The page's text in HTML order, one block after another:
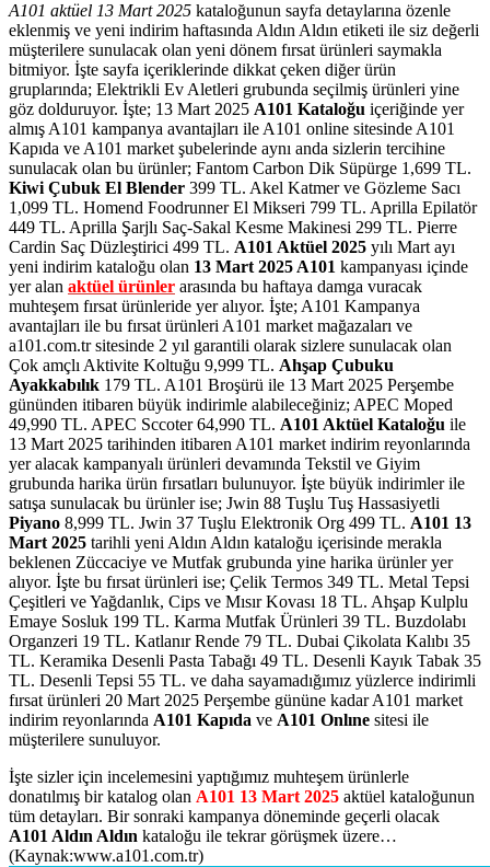
A101 aktüel 13 Mart 2025 kataloğunun sayfa detaylarına özenle
eklenmiş ve yeni indirim haftasındaAldın Aldın etiketi ile siz değerli
müşterilere sunulacak olan yeni dönem fırsat ürünleri saymakla
bitmiyor. İşte sayfa içeriklerinde dikkat çeken diğer ürün
gruplarında; Elektrikli Ev Aletleri grubunda seçilmiş ürünleri yine
göz dolduruyor. İşte; 13 Mart 2025 A101 Kataloğu içeriğinde yer
almış A101 kampanya avantajları ile A101 online sitesinde A101
Kapıda ve A101 market şubelerinde aynı anda sizlerin tercihine
sunulacak olan bu ürünler; Fantom Carbon Dik Süpürge 1,699 TL.
Kiwi Çubuk El Blender 399 TL. Akel Katmer ve Gözleme Sacı
1,099 TL. Homend Foodrunner El Mikseri 799 TL. Aprilla Epilatör
449 TL. Aprilla Şarjlı Saç-Sakal Kesme Makinesi 299 TL. Pierre
Cardin Saç Düzleştirici 499 TL. A101 Aktüel 2025 yılı Mart ayı
yeni indirim kataloğu olan 13 Mart 2025 A101 kampanyası içinde
yer alan aktüel ürünler arasında bu haftaya damga vuracak
muhteşem fırsat ürünleride yer alıyor. İşte; A101 Kampanya
avantajları ile bu fırsat ürünleri A101 market mağazaları ve
a101.com.tr sitesinde 2 yıl garantili olarak sizlere sunulacak olan
Çok amçlı Aktivite Koltuğu 9,999 TL. Ahşap Çubuku
Ayakkabılık 179 TL. A101 Broşürü ile 13 Mart 2025 Perşembe
gününden itibaren büyük indirimle alabileceğiniz; APEC Moped
49,990 TL. APEC Sccoter 64,990 TL. A101 Aktüel Kataloğu ile
13 Mart 2025 tarihinden itibaren A101 market indirim reyonlarında
yer alacak kampanyalı ürünleri devamında Tekstil ve Giyim
grubunda harika ürün fırsatları bulunuyor. İşte büyük indirimler ile
satışa sunulacak bu ürünler ise; Jwin 88 Tuşlu Tuş Hassasiyetli
Piyano 8,999 TL. Jwin 37 Tuşlu Elektronik Org 499 TL. A101 13
Mart 2025 tarihli yeni Aldın Aldın kataloğu içerisinde merakla
beklenen Züccaciye ve Mutfak grubunda yine harika ürünler yer
alıyor. İşte bu fırsat ürünleri ise; Çelik Termos 349 TL. Metal Tepsi
Çeşitleri ve Yağdanlık, Cips ve Mısır Kovası 18 TL. Ahşap Kulplu
Emaye Sosluk 199 TL. Karma Mutfak Ürünleri 39 TL. Buzdolabı
Organzeri 19 TL. Katlanır Rende 79 TL. Dubai Çikolata Kalıbı 35
TL. Keramika Desenli Pasta Tabağı 49 TL. Desenli Kayık Tabak 35
TL. Desenli Tepsi 55 TL. ve daha sayamadığımız yüzlerce indirimli
fırsat ürünleri 20 Mart 2025 Perşembe gününe kadar A101 market
indirim reyonlarında A101 Kapıda ve A101 Onlıne sitesi ile
müşterilere sunuluyor.
İşte sizler için incelemesini yaptığımız muhteşem ürünlerle
donatılmış bir katalog olan A101 13 Mart 2025 aktüel kataloğunun
tüm detayları. Bir sonraki kampanya döneminde geçerli olacak
A101 Aldın Aldın kataloğu ile tekrar görüşmek üzere…
(Kaynak:www.a101.com.tr)